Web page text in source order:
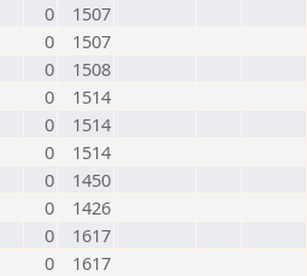
0
1507
0
1507
0
1508
0
1514
0
1514
0
1514
0
1450
0
1426
0
1617
0
1617